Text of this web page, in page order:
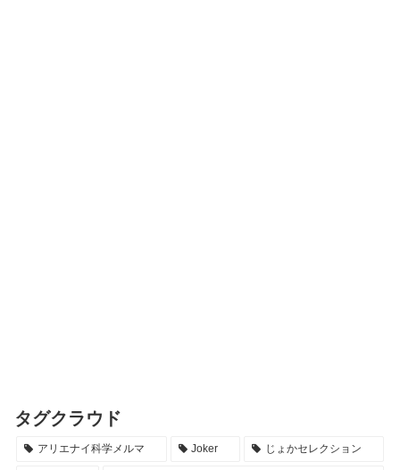
タグクラウド
アリエナイ科学メルマ Joker じょかセレクション